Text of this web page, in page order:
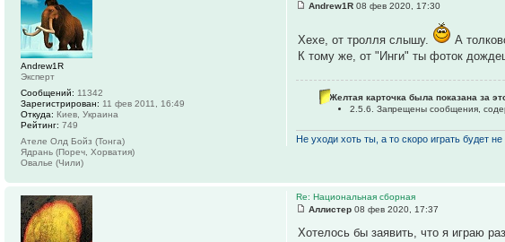
Andrew1R 08 фев 2020, 17:30
Хехе, от тролля слышу.
А
К тому же, от "Инги" ты фоток
Желтая карточка была показана за
2.5.6. Запрещены сообщения,
Не уходи хоть ты, а то скоро играть будет не
Andrew1R
Эксперт
Сообщений: 11342
Зарегистрирован: 11 фев 2011, 16:49
Откуда: Киев, Украина
Рейтинг: 749
Ателе Олд Бойз (Тонга)
Ядрань (Пореч, Хорватия)
Овалье (Чили)
Re: Национальная сборная
Аллистер 08 фев 2020, 17:37
Хотелось бы заявить, что я играю